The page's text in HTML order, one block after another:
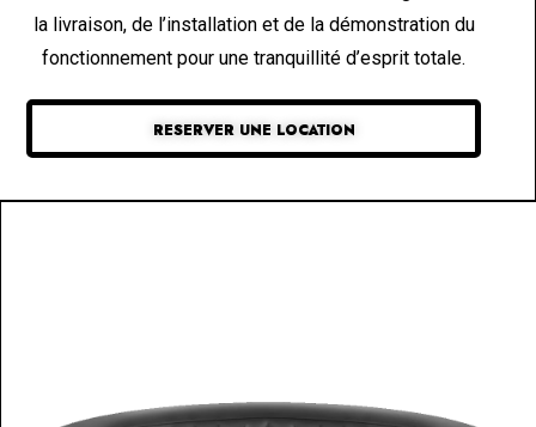
la livraison, de l’installation et de la démonstration du
fonctionnement pour une tranquillité d’esprit totale.
RESERVER UNE LOCATION